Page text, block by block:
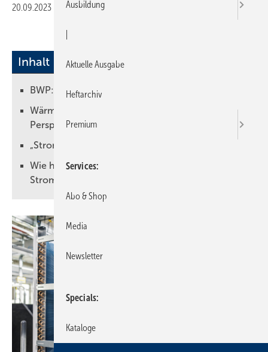
20.09.2023 Druckvorschau
Inhalt
BWP: „Die Branche hat wie vereinbart geliefert“
Wärmepumpenhersteller benötige klare
Perspektive
„Stromsteuer und Umsatzsteuer senken“
Wie hoch ist die geforderte Entlastung beim
Strompreis?
Ausbildung
Aktuelle Ausgabe
Heftarchiv
Premium
Services
Abo & Shop
Media
Newsletter
Specials
Kataloge